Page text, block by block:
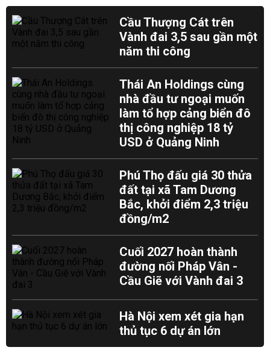
Cầu Thượng Cát trên
Vành đai 3,5 sau gần một
năm thi công
Thái An Holdings cùng
nhà đầu tư ngoại muốn
làm tổ hợp cảng biển đô
thị công nghiệp 18 tỷ
USD ở Quảng Ninh
Phú Thọ đấu giá 30 thửa
đất tại xã Tam Dương
Bắc, khởi điểm 2,3 triệu
đồng/m2
Cuối 2027 hoàn thành
đường nối Pháp Vân -
Cầu Giẽ với Vành đai 3
Hà Nội xem xét gia hạn
thủ tục 6 dự án lớn